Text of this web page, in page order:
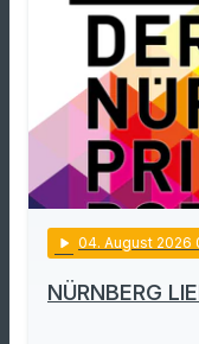
play_arrow 04. August 2026
NÜRNBERG